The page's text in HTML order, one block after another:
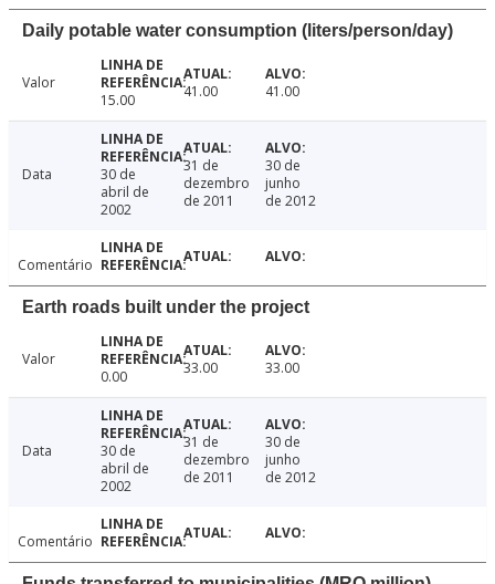
Daily potable water consumption (liters/person/day)
Valor
15.00
41.00 41.00
Data
30 de
abril de
2002
31 de
dezembro
de 2011
30 de
junho
de 2012
Comentário
Earth roads built under the project
Valor
0.00
33.00 33.00
Data
30 de
abril de
2002
31 de
dezembro
de 2011
30 de
junho
de 2012
Comentário